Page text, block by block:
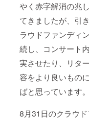
やく赤字解消の兆
てきましたが、引
ラウドファンディ
続し、コンサート
実させたり、リタ
容をより良いもの
ばと思っています。
8月31日のクラウ